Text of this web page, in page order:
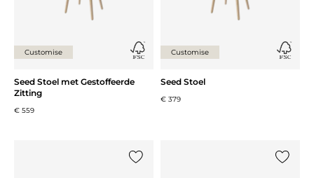
Customise
Seed Stoel met Gestoffeerde
Zitting
€ 559
Customise
Seed Stoel
€ 379